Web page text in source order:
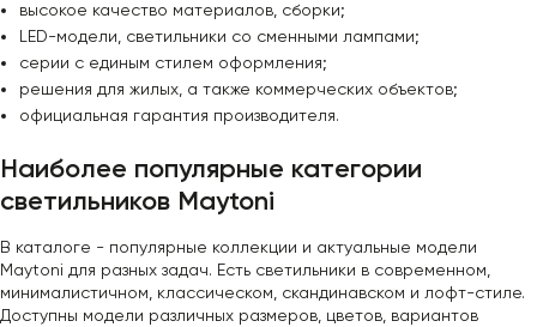
высокое качество материалов, сборки;
LED-модели, светильники со сменными лампами;
серии с единым стилем оформления;
решения для жилых, а также коммерческих объектов;
официальная гарантия производителя.
Наиболее популярные категории
светильников Maytoni
В каталоге - популярные коллекции и актуальные модели
Maytoni для разных задач. Есть светильники в современном,
минималистичном, классическом, скандинавском и лофт-стиле.
Доступны модели различных размеров, цветов, вариантов